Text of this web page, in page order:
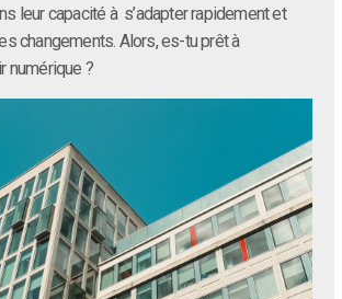
leur capacité à s’adapter rapidement et
changements. Alors, es-tu prêt à
numérique ?